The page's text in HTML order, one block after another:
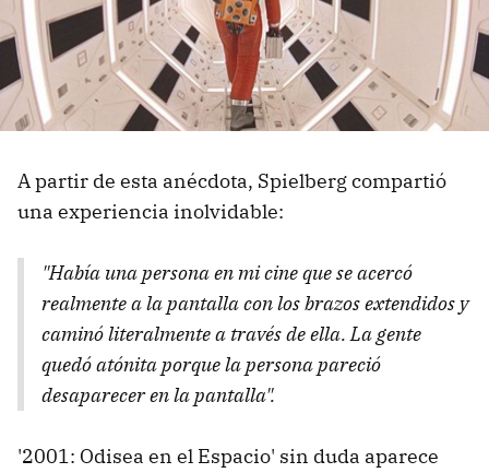
A partir de esta anécdota, Spielberg compartió
una experiencia inolvidable:
"Había una persona en mi cine que se acercó
realmente a la pantalla con los brazos extendidos y
caminó literalmente a través de ella. La gente
quedó atónita porque la persona pareció
desaparecer en la pantalla".
'2001: Odisea en el Espacio' sin duda aparece